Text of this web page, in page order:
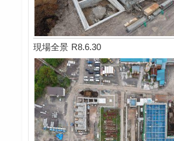
現場全景 R8.6.30